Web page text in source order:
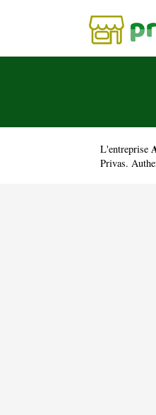
L'entreprise
Privas.